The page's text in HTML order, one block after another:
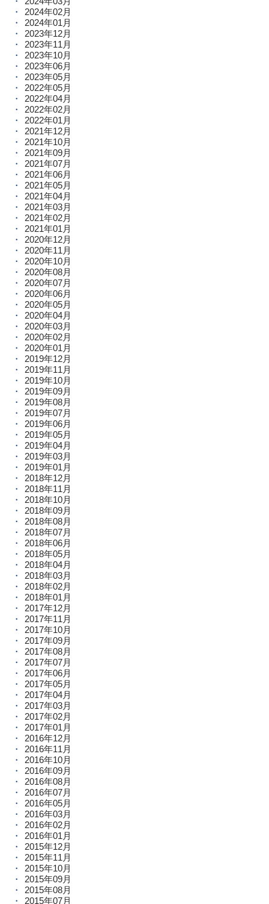
2024年02月
2024年01月
2023年12月
2023年11月
2023年10月
2023年06月
2023年05月
2022年05月
2022年04月
2022年02月
2022年01月
2021年12月
2021年10月
2021年09月
2021年07月
2021年06月
2021年05月
2021年04月
2021年03月
2021年02月
2021年01月
2020年12月
2020年11月
2020年10月
2020年08月
2020年07月
2020年06月
2020年05月
2020年04月
2020年03月
2020年02月
2020年01月
2019年12月
2019年11月
2019年10月
2019年09月
2019年08月
2019年07月
2019年06月
2019年05月
2019年04月
2019年03月
2019年01月
2018年12月
2018年11月
2018年10月
2018年09月
2018年08月
2018年07月
2018年06月
2018年05月
2018年04月
2018年03月
2018年02月
2018年01月
2017年12月
2017年11月
2017年10月
2017年09月
2017年08月
2017年07月
2017年06月
2017年05月
2017年04月
2017年03月
2017年02月
2017年01月
2016年12月
2016年11月
2016年10月
2016年09月
2016年08月
2016年07月
2016年05月
2016年03月
2016年02月
2016年01月
2015年12月
2015年11月
2015年10月
2015年09月
2015年08月
2015年07月